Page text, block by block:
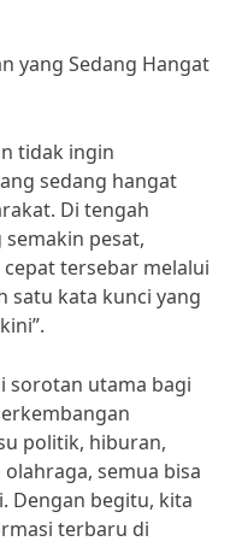
yang Sedang Hangat
tidak ingin
sedang hangat
Di tengah
pesat,
tersebar melalui
satu kata kunci yang
sorotan utama bagi
politik, hiburan,
semua bisa
Dengan begitu, kita
terbaru di